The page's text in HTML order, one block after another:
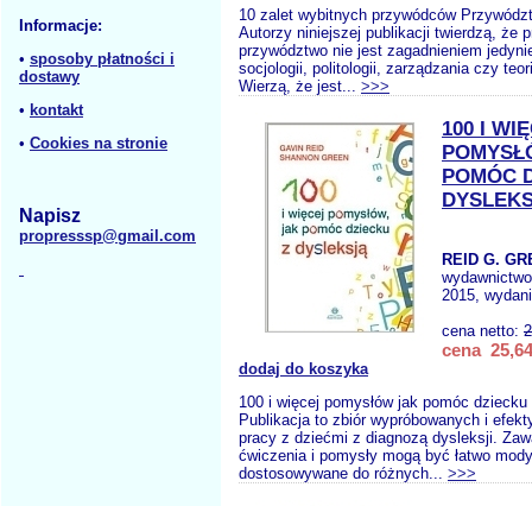
Informacje:
• sposoby płatności i
dostawy
• kontakt
• Cookies na stronie
Napisz
propresssp@gmail.com
10 zalet wybitnych przywódców
Autorzy niniejszej publikacji twierdzą, że
przywództwo nie jest zagadnieniem
socjologii, politologii, zarządzania czy
Wierzą, że jest... >>>
100 I
POMÓC
REID G.
2015,
cena netto:
cena
dodaj do koszyka
100 i więcej pomysłów jak pomóc
Publikacja to zbiór wypróbowanych i
pracy z dziećmi z diagnozą dysleksji.
ćwiczenia i pomysły mogą być łatwo
dostosowywane do różnych... >>>